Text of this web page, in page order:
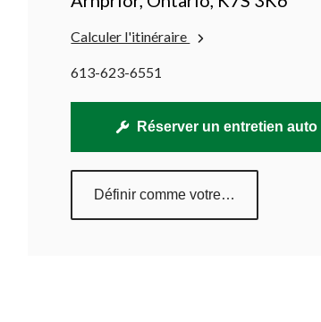
Calculer l'itinéraire
613-623-6551
Réserver un entretien auto
Définir comme votre magasin préféré